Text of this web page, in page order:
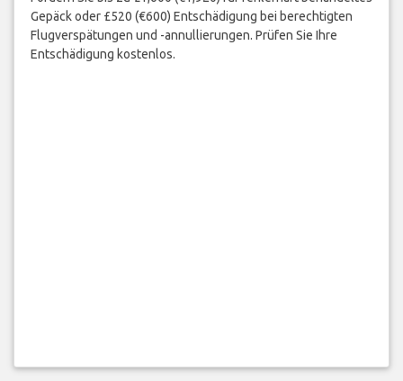
Gepäck oder £520 (€600) Entschädigung bei berechtigten
Flugverspätungen und -annullierungen. Prüfen Sie Ihre
Entschädigung kostenlos.